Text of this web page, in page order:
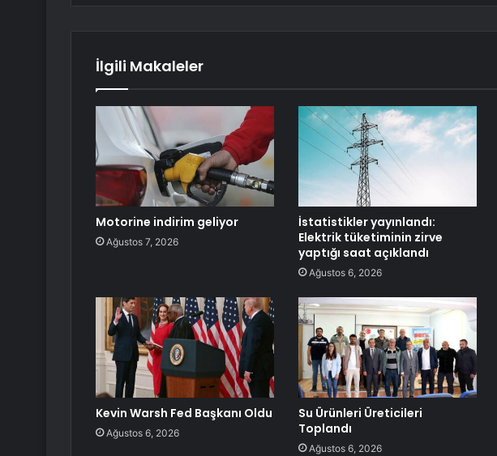
İlgili Makaleler
Motorine indirim geliyor
Ağustos 7, 2026
İstatistikler yayınlandı:
Elektrik tüketiminin zirve
yaptığı saat açıklandı
Ağustos 6, 2026
Kevin Warsh Fed Başkanı Oldu
Ağustos 6, 2026
Su Ürünleri Üreticileri
Toplandı
Ağustos 6, 2026